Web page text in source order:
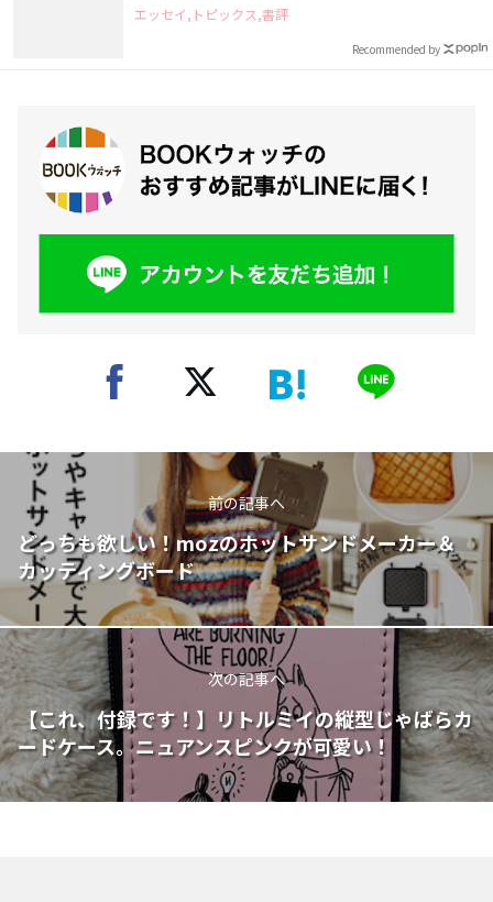
エッセイ,トピックス,書評
Recommended by
前の記事へ
どっちも欲しい！mozのホットサンドメーカー＆
カッティングボード
次の記事へ
【これ、付録です！】リトルミイの縦型じゃばらカ
ードケース。ニュアンスピンクが可愛い！